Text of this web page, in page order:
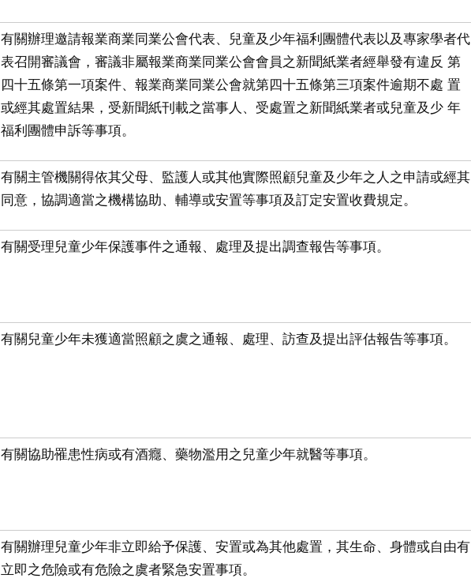
有關辦理邀請報業商業同業公會代表、兒童及少年福利團體代表以及專家學者代
表召開審議會，審議非屬報業商業同業公會會員之新聞紙業者經舉發有違反 第
四十五條第一項案件、報業商業同業公會就第四十五條第三項案件逾期不處 置
或經其處置結果，受新聞紙刊載之當事人、受處置之新聞紙業者或兒童及少 年
福利團體申訴等事項。
有關主管機關得依其父母、監護人或其他實際照顧兒童及少年之人之申請或經其
同意，協調適當之機構協助、輔導或安置等事項及訂定安置收費規定。
有關受理兒童少年保護事件之通報、處理及提出調查報告等事項。
有關兒童少年未獲適當照顧之虞之通報、處理、訪查及提出評估報告等事項。
有關協助罹患性病或有酒癮、藥物濫用之兒童少年就醫等事項。
有關辦理兒童少年非立即給予保護、安置或為其他處置，其生命、身體或自由有
立即之危險或有危險之虞者緊急安置事項。